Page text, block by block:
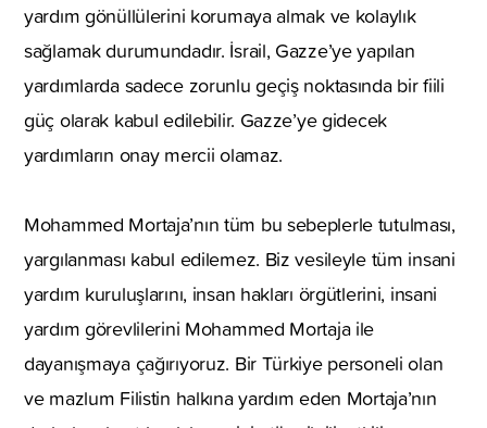
yardım gönüllülerini korumaya almak ve kolaylık
sağlamak durumundadır. İsrail, Gazze’ye yapılan
yardımlarda sadece zorunlu geçiş noktasında bir fiili
güç olarak kabul edilebilir. Gazze’ye gidecek
yardımların onay mercii olamaz.
Mohammed Mortaja’nın tüm bu sebeplerle tutulması,
yargılanması kabul edilemez. Biz vesileyle tüm insani
yardım kuruluşlarını, insan hakları örgütlerini, insani
yardım görevlilerini Mohammed Mortaja ile
dayanışmaya çağırıyoruz. Bir Türkiye personeli olan
ve mazlum Filistin halkına yardım eden Mortaja’nın